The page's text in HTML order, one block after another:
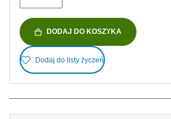
DODAJ DO KOSZYKA
Dodaj do listy życzeń